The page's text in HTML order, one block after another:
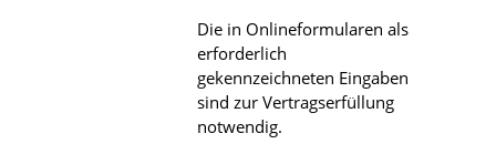
Die in Onlineformularen als
erforderlich
gekennzeichneten Eingaben
sind zur Vertragserfüllung
notwendig.